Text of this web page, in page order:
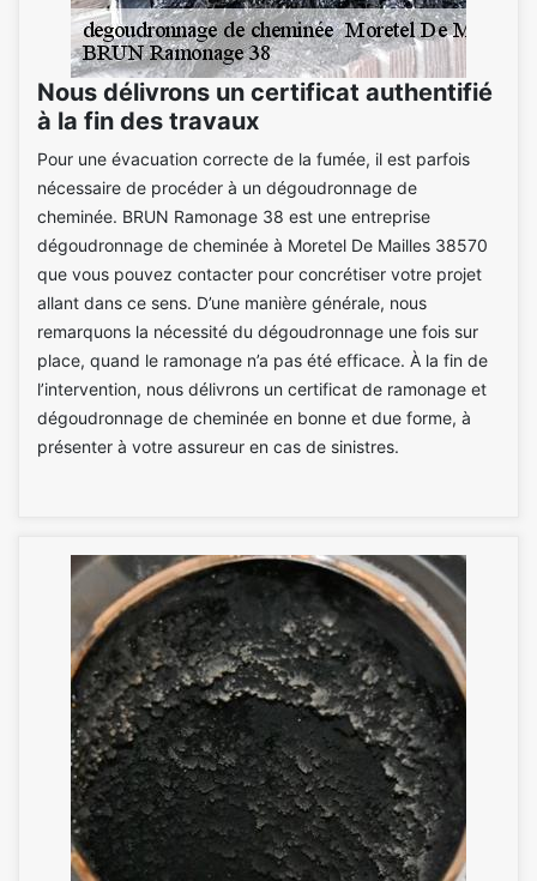
Nous délivrons un certificat authentifié
à la fin des travaux
Pour une évacuation correcte de la fumée, il est parfois
nécessaire de procéder à un dégoudronnage de
cheminée. BRUN Ramonage 38 est une entreprise
dégoudronnage de cheminée à Moretel De Mailles 38570
que vous pouvez contacter pour concrétiser votre projet
allant dans ce sens. D’une manière générale, nous
remarquons la nécessité du dégoudronnage une fois sur
place, quand le ramonage n’a pas été efficace. À la fin de
l’intervention, nous délivrons un certificat de ramonage et
dégoudronnage de cheminée en bonne et due forme, à
présenter à votre assureur en cas de sinistres.